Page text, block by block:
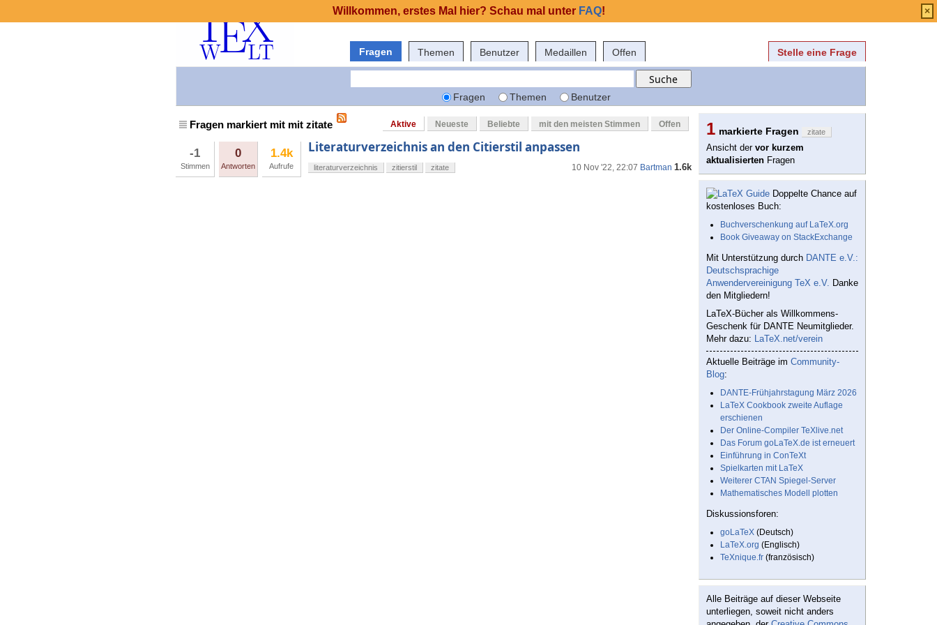
Fragen Themen Benutzer Medaillen Offen Stelle eine Frage
Fragen Themen Benutzer
Fragen markiert mit mit zitate Aktive Neueste Beliebte mit den meisten Stimmen Offen
-1
Stimmen
0
Antworten
1.4k
Aufrufe
Literaturverzeichnis an den Citierstil anpassen
10 Nov '22, 22:07 Bartman 1.6k
literaturverzeichnis zitierstil zitate
1 markierte Fragen zitate
Ansicht der vor kurzem
aktualisierten Fragen
Doppelte Chance auf
kostenloses Buch:
Buchverschenkung auf LaTeX.org
Book Giveaway on StackExchange
Mit Unterstützung durch DANTE e.V.:
Deutschsprachige
Anwendervereinigung TeX e.V. Danke
den Mitgliedern!
LaTeX-Bücher als Willkommens-
Geschenk für DANTE Neumitglieder.
Mehr dazu: LaTeX.net/verein
Aktuelle Beiträge im Community-
Blog:
DANTE-Frühjahrstagung März 2026
LaTeX Cookbook zweite Auflage
erschienen
Der Online-Compiler TeXlive.net
Das Forum goLaTeX.de ist erneuert
Einführung in ConTeXt
Spielkarten mit LaTeX
Weiterer CTAN Spiegel-Server
Mathematisches Modell plotten
Diskussionsforen:
goLaTeX (Deutsch)
LaTeX.org (Englisch)
TeXnique.fr (französisch)
Alle Beiträge auf dieser Webseite
unterliegen, soweit nicht anders
Willkommen, erstes Mal hier? Schau mal unter FAQ! ×